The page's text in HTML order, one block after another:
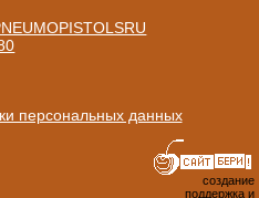
персональных данных
создание
поддержка и